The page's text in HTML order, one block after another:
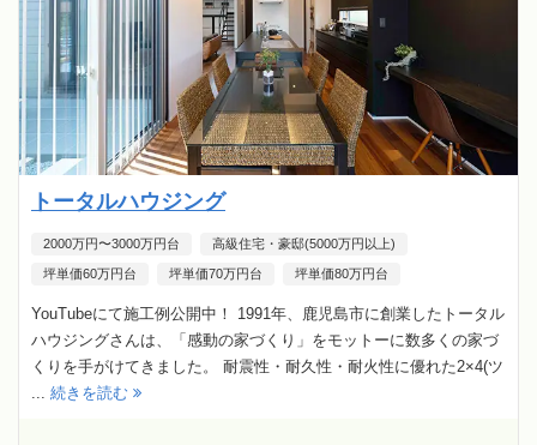
トータルハウジング
2000万円〜3000万円台 高級住宅・豪邸(5000万円以上)
坪単価60万円台 坪単価70万円台 坪単価80万円台
YouTubeにて施工例公開中！ 1991年、鹿児島市に創業したトータル
ハウジングさんは、「感動の家づくり」をモットーに数多くの家づ
くりを手がけてきました。 耐震性・耐久性・耐火性に優れた2×4(ツ
... 続きを読む